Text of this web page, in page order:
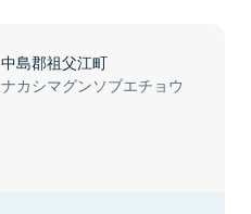
中島郡祖父江町
ナカシマグンソブエチョウ